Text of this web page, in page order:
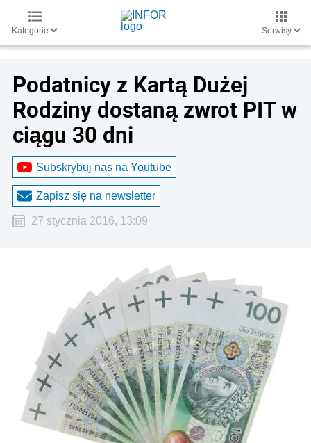
Kategorie Serwisy
Podatnicy z Kartą Dużej
Rodziny dostaną zwrot PIT w
ciągu 30 dni
Subskrybuj nas na Youtube
Zapisz się na newsletter
27 stycznia 2016, 13:09